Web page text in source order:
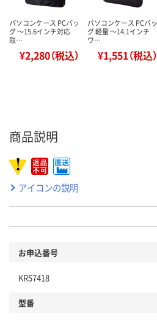
パソコンケース PCバッ
グ ～15.6インチ対応
取…
¥2,280（税込）
パソコンケース PCバッ
グ 軽量 ～14.1インチ
ワ…
¥1,551（税込）
商品説明
アイコンの説明
お申込番号
KR57418
型番